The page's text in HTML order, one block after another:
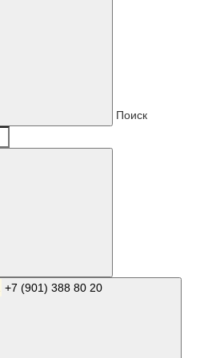
Поиск
+7 (901) 388 80 20